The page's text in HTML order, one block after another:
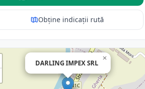
Obține indicații rută
DARLING IMPEX SRL
×